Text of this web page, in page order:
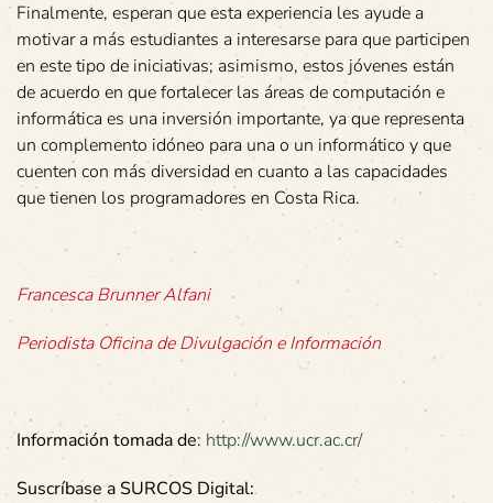
Finalmente, esperan que esta experiencia les ayude a
motivar a más estudiantes a interesarse para que participen
en este tipo de iniciativas; asimismo, estos jóvenes están
de acuerdo en que fortalecer las áreas de computación e
informática es una inversión importante, ya que representa
un complemento idóneo para una o un informático y que
cuenten con más diversidad en cuanto a las capacidades
que tienen los programadores en Costa Rica.
Francesca Brunner Alfani
Periodista Oficina de Divulgación e Información
Información tomada de: http://www.ucr.ac.cr/
Suscríbase a SURCOS Digital: